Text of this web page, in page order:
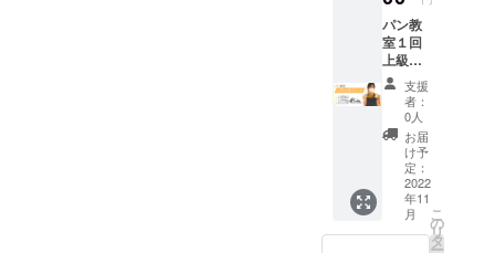
2023年
7月31日
まで ※
当日持
ち物：
エプロ
ン、タ
オル、
持ち帰
り用袋
※実施場
所、住
所：愛
知県豊
パン教
室１回
上級
コース
チケッ
ト（2時
間） ※
日程は
後日、
メール
で相談
くださ
い。 ※
支援
者：
0人
お届
け予
定：
2022
年11
月
こ
の
リ
タ